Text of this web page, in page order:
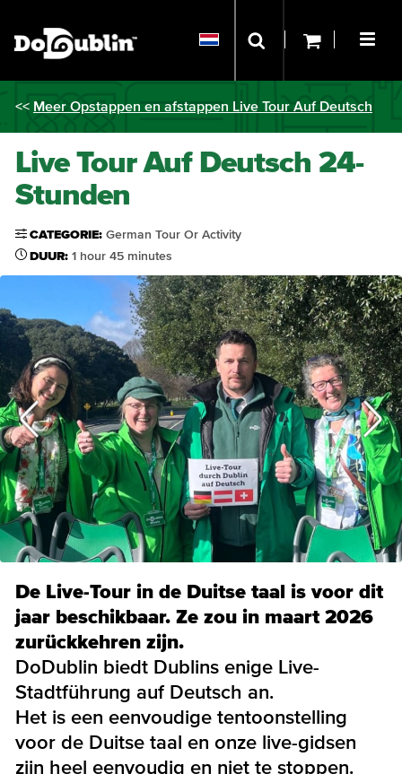
<< Meer Opstappen en afstappen Live Tour Auf Deutsch
Live Tour Auf Deutsch 24-
Stunden
CATEGORIE: German Tour Or Activity
DUUR: 1 hour 45 minutes
De Live-Tour in de Duitse taal is voor dit
jaar beschikbaar. Ze zou in maart 2026
zurückkehren zijn.
DoDublin biedt Dublins enige Live-
Stadtführung auf Deutsch an.
Het is een eenvoudige tentoonstelling
voor de Duitse taal en onze live-gidsen
zijn heel eenvoudig en niet te stoppen.